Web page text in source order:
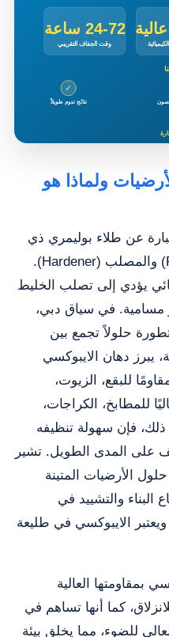
ولماذا هو
عن طلاء بوليمري ذي
مكونين رئيسيين: الراتنج (Resin) والمصلب (Hardener).
يؤدي إلى تصلب الخليط
مسامية. في سياق دبي،
حلولاً تجمع بين
يبرز دهان الايبوكسي
للبقع، الزيوت،
للمطابخ، الكراجات،
فإن سهولة تنظيفه
على المدى الطويل. تشير
الأرضيات المتينة
والتشييد في
الايبوكسي في طليعة
بمقاومتها العالية
كما أنها تساهم في
للضوء، مما يخلق بيئة